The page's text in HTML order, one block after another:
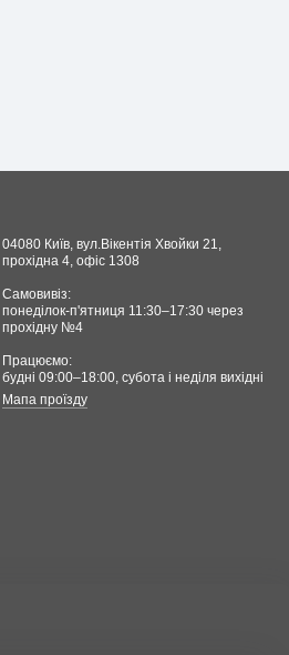
04080 Київ, вул.Вікентія Хвойки 21,
прохідна 4, офіс 1308
Самовивіз:
понеділок-п'ятниця 11:30–17:30 через
прохідну №4
Працюємо:
будні 09:00–18:00, cубота і неділя вихідні
Мапа проїзду